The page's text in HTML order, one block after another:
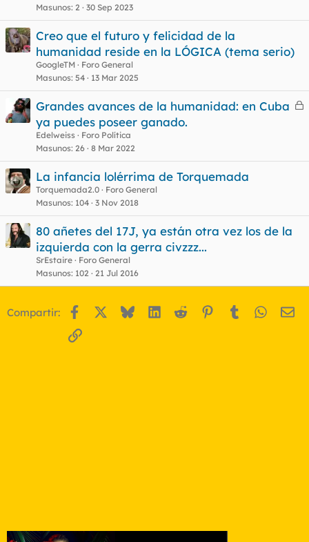
Masunos 2 30 Sep 2023
Creo que el futuro y felicidad de la
humanidad reside en la LÓGICA (tema serio)
GoogleTM
Foro General
Masunos 54 13 Mar 2025
C
a
Grandes avances de la humanidad: en Cuba
ya puedes poseer ganado.
Edelweiss
Foro Política
Masunos 26 8 Mar 2022
La infancia lolérrima de Torquemada
Torquemada2.0
Foro General
Masunos 104 3 Nov 2018
80 añetes del 17J, ya están otra vez los de la
izquierda con la gerra civzzz...
SrEstaire
Foro General
Masunos 102 21 Jul 2016
Compartir: Facebook BlueskyLinkedIn
Reddit Pinterest
Tumblr
Enlace